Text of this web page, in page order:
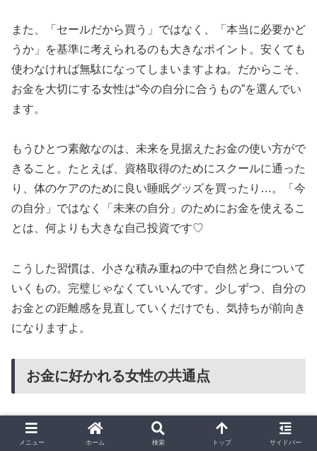
また、「セールだから買う」ではなく、「本当に必要かど
うか」を基準に考えられるのも大きなポイント。安くても
使わなければ無駄になってしまいますよね。だからこそ、
お金を大切にする女性は“今の自分に合うもの”を選んでい
ます。
もうひとつ素敵なのは、未来を見据えたお金の使い方がで
きること。たとえば、資格取得のためにスクールに通った
り、体のケアのために良い睡眠グッズを買ったり…。「今
の自分」ではなく「未来の自分」のためにお金を使えるこ
とは、何よりも大きな自己投資です♡
こうした習慣は、小さな積み重ねの中で自然と身について
いくもの。完璧じゃなくていいんです。少しずつ、自分の
お金との距離感を見直していくだけでも、気持ちが前向き
になりますよ。
お金に好かれる女性の共通点
「この人、なんでいつもお金に困ってなさそうなんだろ
う？」そんなふうに思う女性、あなたの周りにもいません
メニュー ホーム 検索 トップ サイドバー